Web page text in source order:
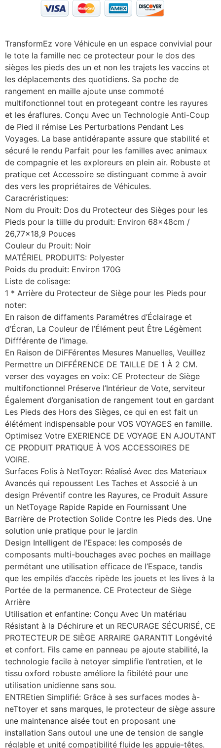
TransformEz vore Véhicule en un espace convivial pour
le tote la famille nec ce protecteur pour le dos des
sièges les pieds des un et non les trajets les vaccins et
les déplacements des quotidiens. Sa poche de
rangement en maille ajoute unse commoté ​​
multifonctionnel tout en protegeant contre les rayures
et les éraflures. Conçu Avec un Technologie Anti-Coup
de Pied il rémise Les Perturbations Pendant Les
Voyages. La base antidérapante assure que stabilité et
sécuré le rendu Parfait pour les familles avec animaux
de compagnie et les exploreurs en plein air. Robuste et
pratique cet Accessoire se distinguant comme à avoir
des vers les propriétaires de Véhicules.
Caracréristiques:
Nom du Prouit: Dos du Protecteur des Sièges pour les
Pieds pour la tiille du produit: Environ 68x48cm /
26,77×18,9 Pouces
Couleur du Prouit: Noir
MATÉRIEL PRODUITS: Polyester
Poids du produit: Environ 170G
Liste de colisage:
1 * Arrière du Protecteur de Siège pour les Pieds pour
noter:
En raison de diffaments Paramétres d’Éclairage et
d’Écran, La Couleur de l’Élément peut Être Légèment
Diffférente de l’image.
En Raison de DiFFérentes Mesures Manuelles, Veuillez
Permettre un DIFFÉRENCE DE TAILLE DE 1 À 2 CM.
verser des voyages en voix: CE Protecteur de Siège
multifonctionnel Préserve l’Intérieur de Vote, serviteur
Également d’organisation de rangement tout en gardant
Les Pieds des Hors des Sièges, ce qui en est fait un
élétément indispensable pour VOS VOYAGES en famille.
Optimisez Votre EXERIENCE DE VOYAGE EN AJOUTANT
CE PRODUIT PRATIQUE À VOS ACCESSOIRES DE
VOIRE.
Surfaces Folis à NetToyer: Réalisé Avec des Materiaux
Avancés qui repoussent Les Taches et Associé à un
design Préventif contre les Rayures, ce Produit Assure
un NetToyage Rapide Rapide en Fournissant Une
Barrière de Protection Solide Contre les Pieds des. Une
solution unie pratique pour le jardin
Design Intelligent de l’Espace: les composés de
composants multi-bouchages avec poches en maillage
permétant une utilisation efficace de l’Espace, tandis
que les empilés d’accès ripède les jouets et les lives à la
Portée de la permanence. CE Protecteur de Siège
Arrière
Utilisation et enfantine: Conçu Avec Un matériau
Résistant à la Déchirure et un RECURAGE SÉCURISÉ, CE
PROTECTEUR DE SIÈGE ARRAIRE GARANTIT Longévité
et confort. Fils came en panneau pe ajoute stabilité, la
technologie facile à netoyer simplifie l’entretien, et le
tissu oxford robuste améliore la fibilété pour une
utilisation unidienne sans sou.
ENTREtien Simplifié: Grâce à ses surfaces modes à-
neTtoyer et sans marques, le protecteur de siège assure
une maintenance aisée tout en proposant une
installation Sans outoul une une de tension de sangle
réglable et unité compatibilité fluide les appuie-têtes.